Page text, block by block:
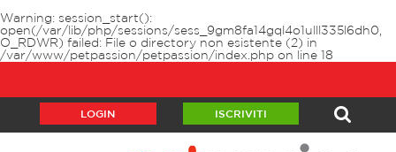
Warning: session_start():
open(/var/lib/php/sessions/sess_9gm8fa14gql4o1ulll335l6dh0,
O_RDWR) failed: File o directory non esistente (2) in
/var/www/petpassion/petpassion/index.php on line 18
LOGIN ISCRIVITI